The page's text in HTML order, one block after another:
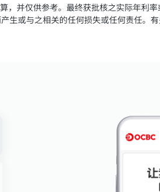
并仅供参考。最终获批核之实际年利
或与之相关的任何损失或任何责任。